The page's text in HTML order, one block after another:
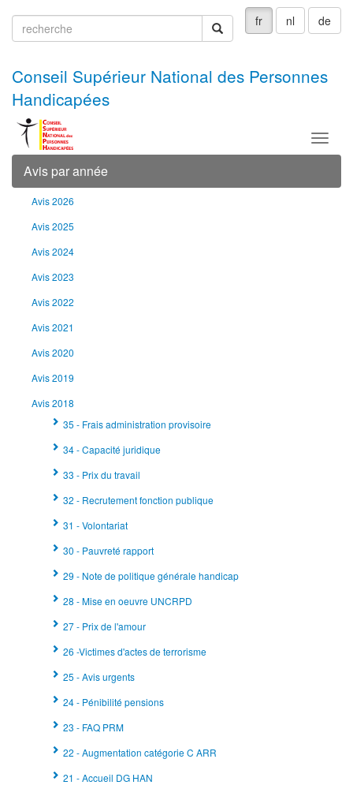
fr nl de
recherche
Conseil Supérieur National des Personnes
Handicapées
Menu
Avis par année
Avis 2026
Avis 2025
Avis 2024
Avis 2023
Avis 2022
Avis 2021
Avis 2020
Avis 2019
Avis 2018
35 - Frais administration provisoire
34 - Capacité juridique
33 - Prix du travail
32 - Recrutement fonction publique
31 - Volontariat
30 - Pauvreté rapport
29 - Note de politique générale handicap
28 - Mise en oeuvre UNCRPD
27 - Prix de l'amour
26 -Victimes d'actes de terrorisme
25 - Avis urgents
24 - Pénibilité pensions
23 - FAQ PRM
22 - Augmentation catégorie C ARR
21 - Accueil DG HAN